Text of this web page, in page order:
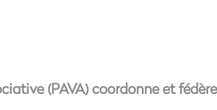
(PAVA) coordonne et